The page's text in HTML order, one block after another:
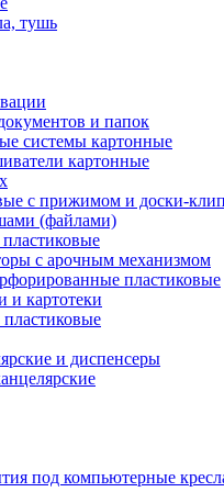
тушь
и папок
системы картонные
картонные
с прижимом и доски-
(файлами)
с арочным механизмом
пластиковые
и картотеки
и диспенсеры
под компьютерные